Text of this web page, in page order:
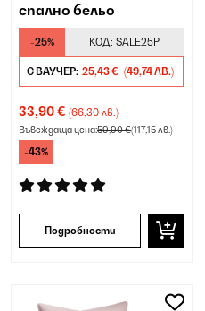
спално бельо
-25% КОД: SALE25P
С ВАУЧЕР: 25,43 € (49,74 ЛВ.)
33,90 € (66,30 лв.)
Въвеждаща цена:59,90 €(117,15 лв.)
-43%
Подробности